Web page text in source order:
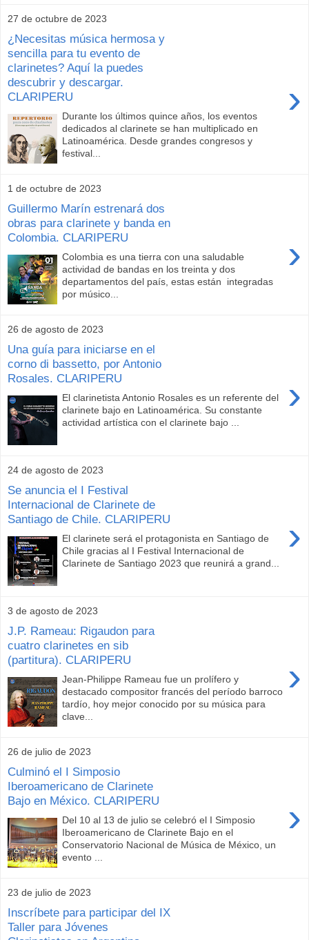
27 de octubre de 2023
¿Necesitas música hermosa y
sencilla para tu evento de
clarinetes? Aquí la puedes
descubrir y descargar.
CLARIPERU
›
Durante los últimos quince años, los eventos
dedicados al clarinete se han multiplicado en
Latinoamérica. Desde grandes congresos y
festival...
1 de octubre de 2023
Guillermo Marín estrenará dos
obras para clarinete y banda en
Colombia. CLARIPERU
›
Colombia es una tierra con una saludable
actividad de bandas en los treinta y dos
departamentos del país, estas están integradas
por músico...
26 de agosto de 2023
Una guía para iniciarse en el
corno di bassetto, por Antonio
Rosales. CLARIPERU
›
El clarinetista Antonio Rosales es un referente del
clarinete bajo en Latinoamérica. Su constante
actividad artística con el clarinete bajo ...
24 de agosto de 2023
Se anuncia el I Festival
Internacional de Clarinete de
Santiago de Chile. CLARIPERU
›
El clarinete será el protagonista en Santiago de
Chile gracias al I Festival Internacional de
Clarinete de Santiago 2023 que reunirá a grand...
3 de agosto de 2023
J.P. Rameau: Rigaudon para
cuatro clarinetes en sib
(partitura). CLARIPERU
›
Jean-Philippe Rameau fue un prolífero y
destacado compositor francés del período barroco
tardío, hoy mejor conocido por su música para
clave...
26 de julio de 2023
Culminó el I Simposio
Iberoamericano de Clarinete
Bajo en México. CLARIPERU
›
Del 10 al 13 de julio se celebró el I Simposio
Iberoamericano de Clarinete Bajo en el
Conservatorio Nacional de Música de México, un
evento ...
23 de julio de 2023
Inscríbete para participar del IX
Taller para Jóvenes